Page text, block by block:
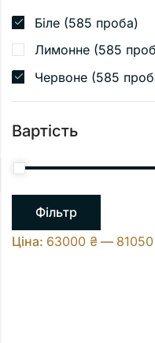
Біле (585 проба)
Лимонне (585
Червоне (585
Вартість
Фільтр
Ціна: 63000 ₴ —